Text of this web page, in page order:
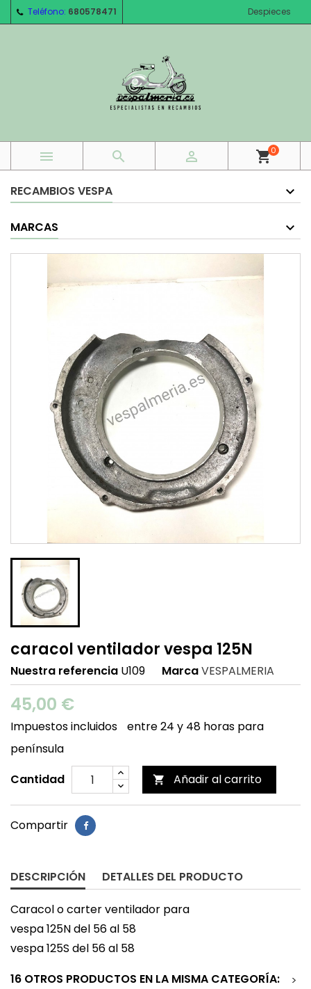
Teléfono: 680578471 Despieces
   shopping_cart0
RECAMBIOS VESPA
MARCAS
caracol ventilador vespa 125N
Nuestra referencia U109 MarcaVESPALMERIA
45,00 €
Impuestos incluidos
entre 24 y 48 horas para
península
Cantidad
 Añadir al carrito
Compartir
DESCRIPCIÓN DETALLES DEL PRODUCTO
Caracol o carter ventilador para
vespa 125N del 56 al 58
vespa 125S del 56 al 58
16 OTROS PRODUCTOS EN LA MISMA CATEGORÍA:
>